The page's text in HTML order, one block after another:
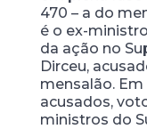
470 – a do
é o ex-
da ação no
Dirceu,
mensalão.
acusados,
ministros do